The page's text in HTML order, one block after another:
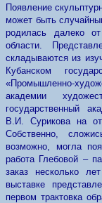
Появление
может быть
родилась далеко
области.
складываются из
Кубанском
«Промышленно-
академии
государственный
В.И. Сурикова на
Собственно,
возможно, могла
работа Глебовой –
заказ несколько
выставке
первом трактовка